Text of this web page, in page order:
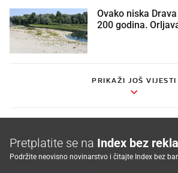
Ovako niska
200 godina.
PRIKAŽI JOŠ VIJESTI
Pretplatite se na Index bez
Podržite neovisno novinarstvo i čitajte Index bez